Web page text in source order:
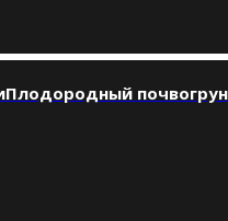
Плодородный